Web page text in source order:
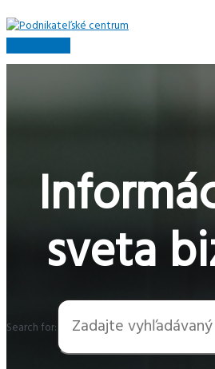
Preskočiť
na
Hlavné
Menu
sveta
Search for: